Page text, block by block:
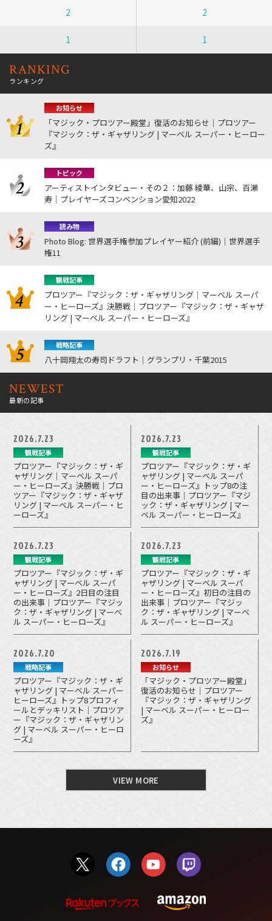
2 2
1 1
RANKING
ランキング
お知らせ
「マジック・プロツアー殿堂」復活のお知らせ｜プロツアー
『マジック：ザ・ギャザリング | マーベル スーパー・ヒーロー
ズ』
トピック
アーティストインタビュー・その２：加藤 綾華、山宗、百瀬
寿｜プレイヤーズコンベンション愛知2022
読み物
Photo Blog: 世界選手権参加プレイヤー紹介 (前編)｜世界選手
権11
観戦記事
プロツアー『マジック：ザ・ギャザリング｜マーベル スーパ
ー・ヒーローズ』決勝戦｜プロツアー『マジック：ザ・ギャザ
リング | マーベル スーパー・ヒーローズ』
戦略記事
八十岡翔太の寿司ドラフト｜グランプリ・千葉2015
NEWEST
最新の記事
2026.7.23
観戦記事
プロツアー『マジック：ザ・ギ
ャザリング｜マーベル スーパ
ー・ヒーローズ』決勝戦｜プロ
ツアー『マジック：ザ・ギャザ
リング | マーベル スーパー・ヒ
ーローズ』
2026.7.23
観戦記事
プロツアー『マジック：ザ・ギ
ャザリング | マーベル スーパ
ー・ヒーローズ』トップ8の注
目の出来事｜プロツアー『マジ
ック：ザ・ギャザリング | マー
ベル スーパー・ヒーローズ』
2026.7.23
観戦記事
プロツアー『マジック：ザ・ギ
ャザリング | マーベル スーパ
ー・ヒーローズ』2日目の注目
の出来事｜プロツアー『マジッ
ク：ザ・ギャザリング | マーベ
ル スーパー・ヒーローズ』
2026.7.23
観戦記事
プロツアー『マジック：ザ・ギ
ャザリング | マーベル スーパ
ー・ヒーローズ』初日の注目の
出来事｜プロツアー『マジッ
ク：ザ・ギャザリング | マーベ
ル スーパー・ヒーローズ』
2026.7.20
戦略記事
プロツアー『マジック：ザ・ギ
ャザリング | マーベル スーパー
ヒーローズ』トップ8プロフィ
ールとデッキリスト｜プロツア
ー『マジック：ザ・ギャザリン
グ | マーベル スーパー・ヒーロ
ーズ』
2026.7.19
お知らせ
「マジック・プロツアー殿堂」
復活のお知らせ｜プロツアー
『マジック：ザ・ギャザリング
| マーベル スーパー・ヒーロー
ズ』
VIEW MORE